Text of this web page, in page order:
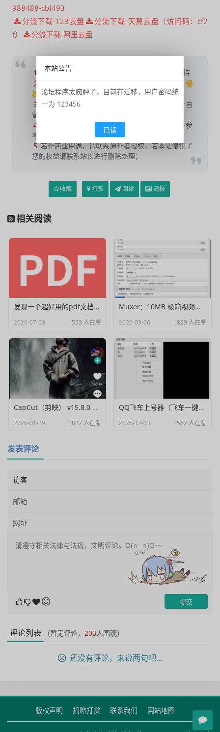
988488-cbf493
分流下载-123云盘
分流下载-天翼云盘（访问码：cf2
t）
分流下载-阿里云盘
1 如果您喜欢本站，
捐赠本站，感谢支持
2
侵
权删除 | 联系我们 ；
3 修改版本安卓及电脑软件，
为修改者自
留，
4
本网站部分资源来源于网络，仅供大家学习与参
考，请于下载后24小时内删除；
5若作商业用途，请联系原作者授权，若本站侵犯了
您的权益请联系站长进行删除处理；
收藏 打赏 阅读 海报
相关阅读
发现一个超好用的pdf文档编辑器
2026-07-03 553 人在看
Muxer：10MB 极简视频字幕批量封装工具 (单文件/绿色版)
2026-03-06 1829 人在看
CapCut（剪映） v15.8.0 国际高级会员解锁破解版
2026-01-29 1827 人在看
QQ飞车上号器（飞车一键登号器）V1.0
2025-12-03 1562 人在看
发表评论
评论列表 （暂无评论， 203人围观）
还没有评论，来说两句吧...
版权声明 捐赠打赏 联系我们 网站地图
本站公告
论坛程序太臃肿了，目前在迁移，用户密码统
一为 123456
已读